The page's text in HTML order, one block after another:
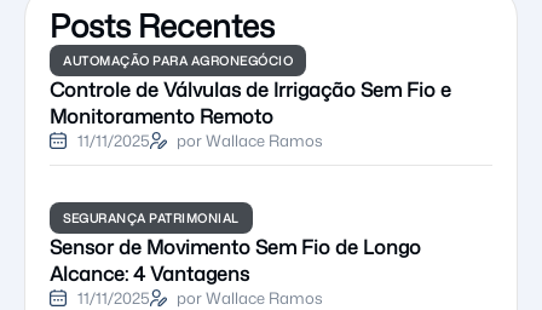
Posts Recentes
AUTOMAÇÃO PARA AGRONEGÓCIO
Controle de Válvulas de Irrigação Sem Fio e
Monitoramento Remoto
11/11/2025 por Wallace Ramos
SEGURANÇA PATRIMONIAL
Sensor de Movimento Sem Fio de Longo
Alcance: 4 Vantagens
11/11/2025 por Wallace Ramos